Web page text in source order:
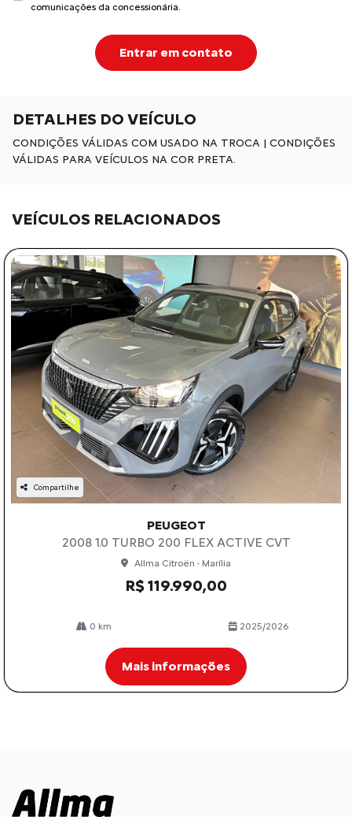
comunicações da concessionária.
Entrar em contato
DETALHES DO VEÍCULO
CONDIÇÕES VÁLIDAS COM USADO NA TROCA | CONDIÇÕES
VÁLIDAS PARA VEÍCULOS NA COR PRETA.
VEÍCULOS RELACIONADOS
Compartilhe
PEUGEOT
2008 1.0 TURBO 200 FLEX ACTIVE CVT
Allma Citroën - Marília
R$ 119.990,00
0 km 2025/2026
Mais informações